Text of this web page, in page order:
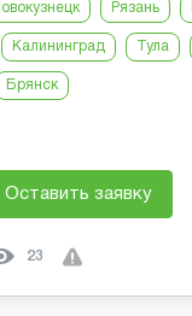
Рязань
Калининград Тула
Брянск
Оставить заявку
23